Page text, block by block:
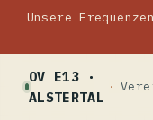
Unsere
OV E13 ·
ALSTERTAL